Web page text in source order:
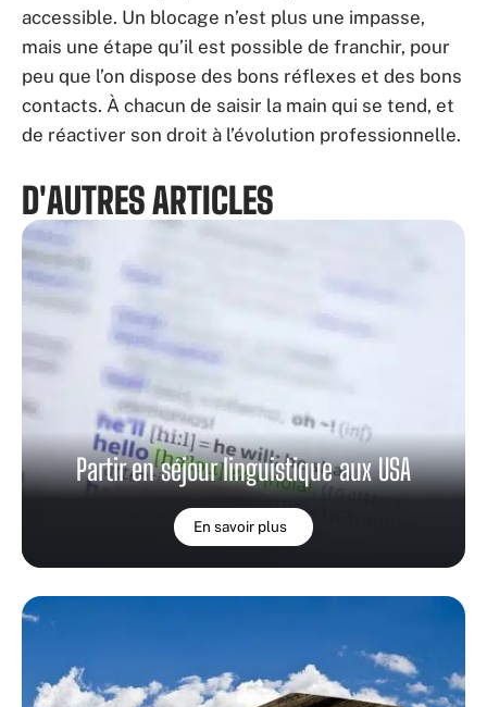
accessible. Un blocage n’est plus une impasse,
mais une étape qu’il est possible de franchir, pour
peu que l’on dispose des bons réflexes et des bons
contacts. À chacun de saisir la main qui se tend, et
de réactiver son droit à l’évolution professionnelle.
D'AUTRES ARTICLES
Partir en séjour linguistique aux USA
En savoir plus